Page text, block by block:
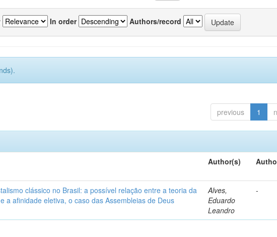
In order Authors/record
previous 1
Author(s)
clássico no Brasil: a possível relação entre a teoria da
a afinidade eletiva, o caso das Assembleias de Deus
Alves,
Eduardo
Leandro
-